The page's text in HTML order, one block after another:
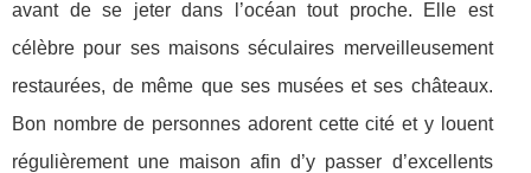
avant de se jeter dans l’océan tout proche. Elle est
célèbre pour ses maisons séculaires merveilleusement
restaurées, de même que ses musées et ses châteaux.
Bon nombre de personnes adorent cette cité et y louent
régulièrement une maison afin d’y passer d’excellents